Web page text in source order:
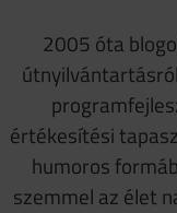
2005 óta
értékesítési
humoros
szemmel az élet